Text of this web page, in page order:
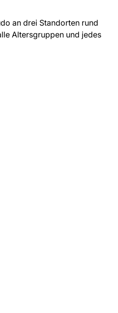
an drei Standorten rund
Altersgruppen und jedes